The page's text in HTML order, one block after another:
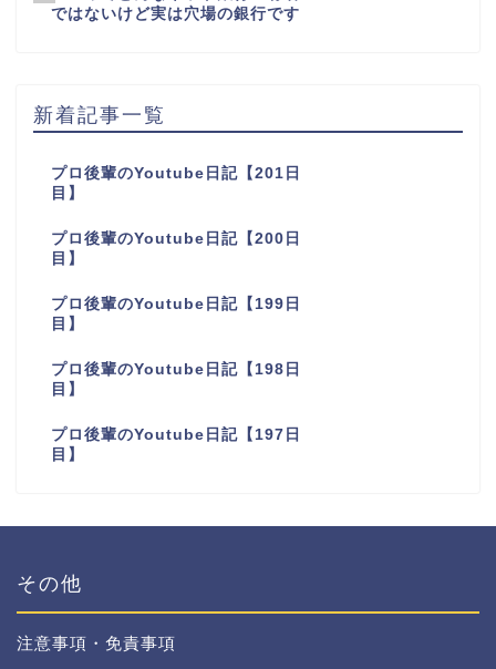
ではないけど実は穴場の銀行です
新着記事一覧
プロ後輩のYoutube日記【201日
目】
プロ後輩のYoutube日記【200日
目】
プロ後輩のYoutube日記【199日
目】
プロ後輩のYoutube日記【198日
目】
プロ後輩のYoutube日記【197日
目】
その他
注意事項・免責事項